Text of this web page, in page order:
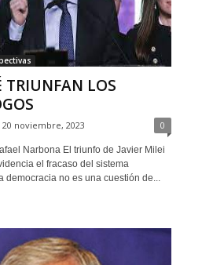
TRIUNFAN LOS
20 noviembre, 2023 0
Narbona El triunfo de Javier Milei
el fracaso del sistema
democracia no es una cuestión de...